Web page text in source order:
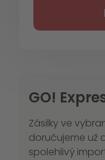
GO!
Zásilky ve
doručujeme už
spolehlivý